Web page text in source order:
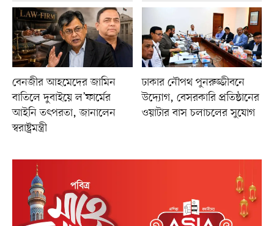
বেনজীর আহমেদের জামিন
বাতিলে দুবাইয়ে ল’ফার্মের
আইনি তৎপরতা, জানালেন
স্বরাষ্ট্রমন্ত্রী
ঢাকার নৌপথ পুনরুজ্জীবনে
উদ্যোগ, বেসরকারি প্রতিষ্ঠানের
ওয়াটার বাস চলাচলের সুযোগ